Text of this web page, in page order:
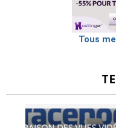
Tous